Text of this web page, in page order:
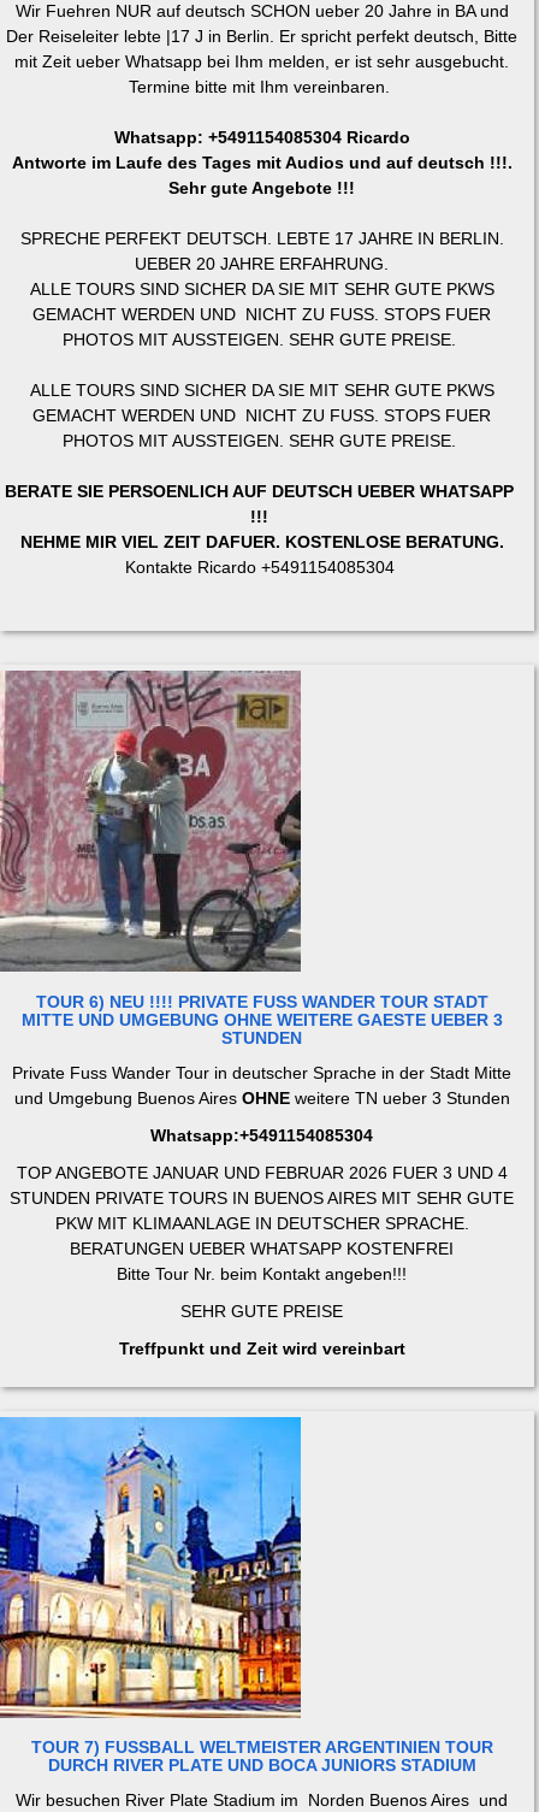
Wir Fuehren NUR auf deutsch SCHON ueber 20 Jahre in BA und
Der Reiseleiter lebte |17 J in Berlin. Er spricht perfekt deutsch, Bitte
mit Zeit ueber Whatsapp bei Ihm melden, er ist sehr ausgebucht.
Termine bitte mit Ihm vereinbaren.
Whatsapp: +5491154085304 Ricardo
Antworte im Laufe des Tages mit Audios und auf deutsch !!!.
Sehr gute Angebote !!!
SPRECHE PERFEKT DEUTSCH. LEBTE 17 JAHRE IN BERLIN.
UEBER 20 JAHRE ERFAHRUNG.
ALLE TOURS SIND SICHER DA SIE MIT SEHR GUTE PKWS
GEMACHT WERDEN UND NICHT ZU FUSS. STOPS FUER
PHOTOS MIT AUSSTEIGEN. SEHR GUTE PREISE.
ALLE TOURS SIND SICHER DA SIE MIT SEHR GUTE PKWS
GEMACHT WERDEN UND NICHT ZU FUSS. STOPS FUER
PHOTOS MIT AUSSTEIGEN. SEHR GUTE PREISE.
BERATE SIE PERSOENLICH AUF DEUTSCH UEBER WHATSAPP
!!!
NEHME MIR VIEL ZEIT DAFUER. KOSTENLOSE BERATUNG.
Kontakte Ricardo +5491154085304
TOUR 6) NEU !!!! PRIVATE FUSS WANDER TOUR STADT
MITTE UND UMGEBUNG OHNE WEITERE GAESTE UEBER 3
STUNDEN
Private Fuss Wander Tour in deutscher Sprache in der Stadt Mitte
und Umgebung Buenos AiresOHNEweitere TN ueber 3 Stunden
Whatsapp:+5491154085304
TOP ANGEBOTE JANUAR UND FEBRUAR 2026 FUER 3 UND 4
STUNDEN PRIVATE TOURS IN BUENOS AIRES MIT SEHR GUTE
PKW MIT KLIMAANLAGE IN DEUTSCHER SPRACHE.
BERATUNGEN UEBER WHATSAPP KOSTENFREI
Bitte Tour Nr. beim Kontakt angeben!!!
SEHR GUTE PREISE
Treffpunkt und Zeit wird vereinbart
TOUR 7) FUSSBALL WELTMEISTER ARGENTINIEN TOUR
DURCH RIVER PLATE UND BOCA JUNIORS STADIUM
Wir besuchen River Plate Stadium im Norden Buenos Aires und